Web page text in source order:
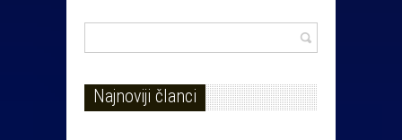
Najnoviji članci